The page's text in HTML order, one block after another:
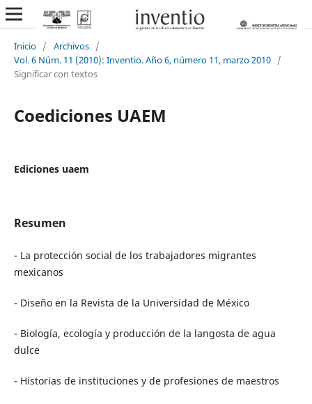
Inicio / Archivos /
Vol. 6 Núm. 11 (2010): Inventio. Año 6, número 11, marzo 2010 /
Significar con textos
Coediciones UAEM
Ediciones uaem
Resumen
- La protección social de los trabajadores migrantes
mexicanos
- Diseño en la Revista de la Universidad de México
- Biología, ecología y producción de la langosta de agua
dulce
- Historias de instituciones y de profesiones de maestros